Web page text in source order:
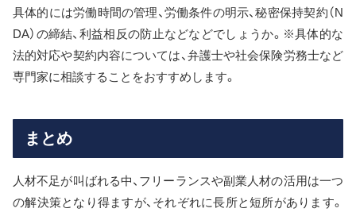
具体的には労働時間の管理、労働条件の明示、秘密保持契約（N
DA）の締結、利益相反の防止などなどでしょうか。※具体的な
法的対応や契約内容については、弁護士や社会保険労務士など
専門家に相談することをおすすめします。
まとめ
人材不足が叫ばれる中、フリーランスや副業人材の活用は一つ
の解決策となり得ますが、それぞれに長所と短所があります。